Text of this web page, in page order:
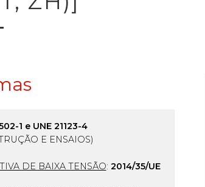
1 e UNE 21123-4
E ENSAIOS)
DE BAIXA TENSÃO: 2014/35/UE